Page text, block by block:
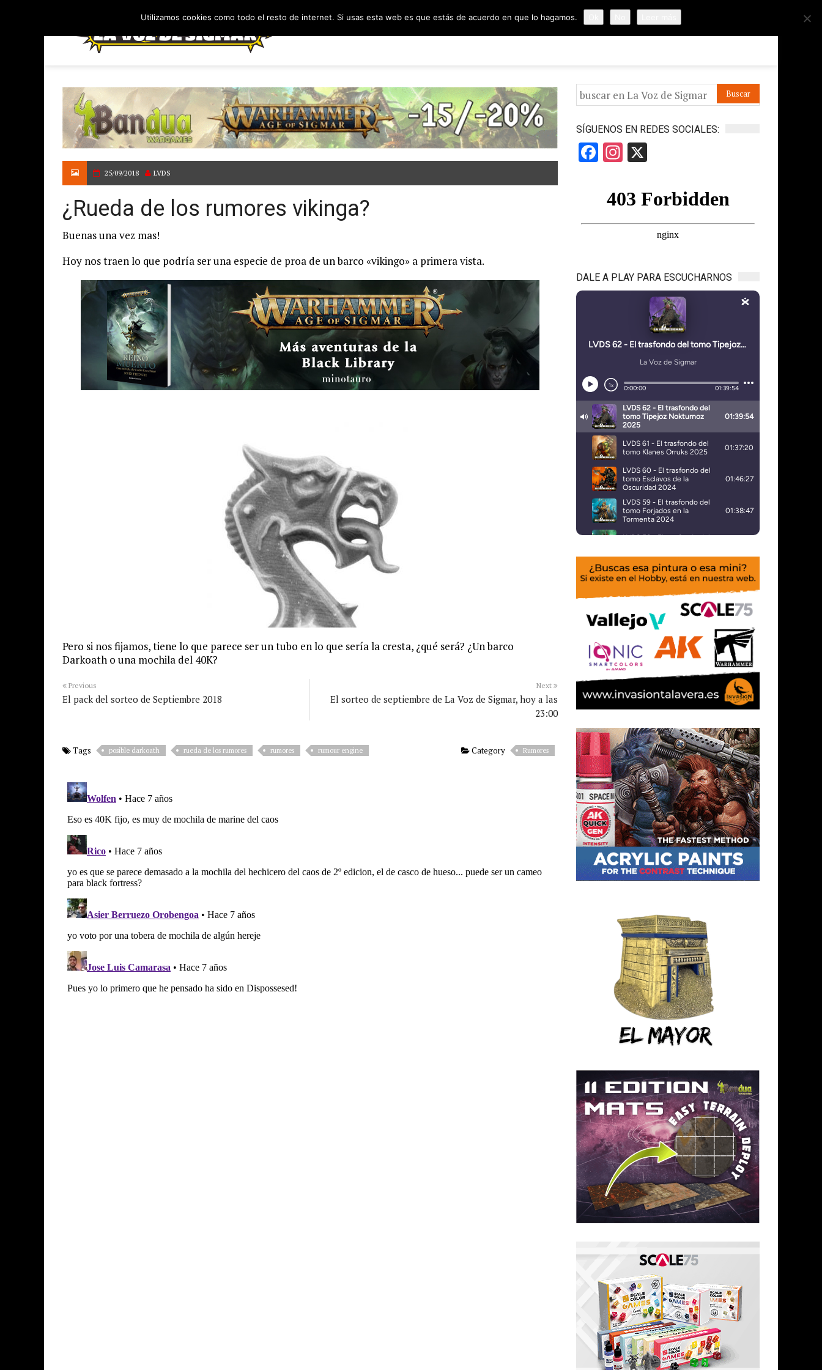
APÓYANOS IR A LA VOZ DE HORUS
25/09/2018 LVDS
¿Rueda de los rumores vikinga?
Buenas una vez mas!
Hoy nos traen lo que podría ser una especie de proa de un barco «vikingo» a primera vista.
Pero si nos fijamos, tiene lo que parece ser un tubo en lo que sería la cresta, ¿qué será? ¿Un barco
Darkoath o una mochila del 40K?
Previous
El pack del sorteo de Septiembre 2018
Next
El sorteo de septiembre de La Voz de Sigmar, hoy a las
23:00
Tags posible darkoath rueda de los rumores rumores rumour engine Category Rumores
SÍGUENOS EN REDES SOCIALES:
Facebook
Instagram
DALE A PLAY PARA ESCUCHARNOS
Utilizamos cookies como todo el resto de internet. Si usas esta web es que estás de acuerdo en que lo hagamos.